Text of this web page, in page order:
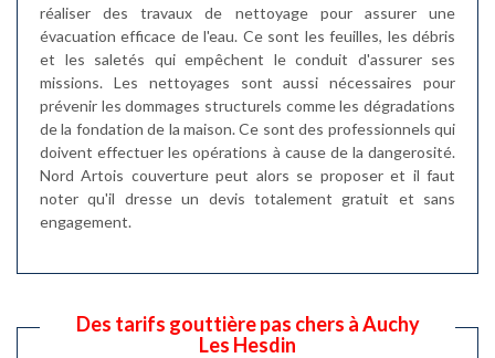
réaliser des travaux de nettoyage pour assurer une
évacuation efficace de l'eau. Ce sont les feuilles, les débris
et les saletés qui empêchent le conduit d'assurer ses
missions. Les nettoyages sont aussi nécessaires pour
prévenir les dommages structurels comme les dégradations
de la fondation de la maison. Ce sont des professionnels qui
doivent effectuer les opérations à cause de la dangerosité.
Nord Artois couverture peut alors se proposer et il faut
noter qu'il dresse un devis totalement gratuit et sans
engagement.
Des tarifs gouttière pas chers à Auchy
Les Hesdin